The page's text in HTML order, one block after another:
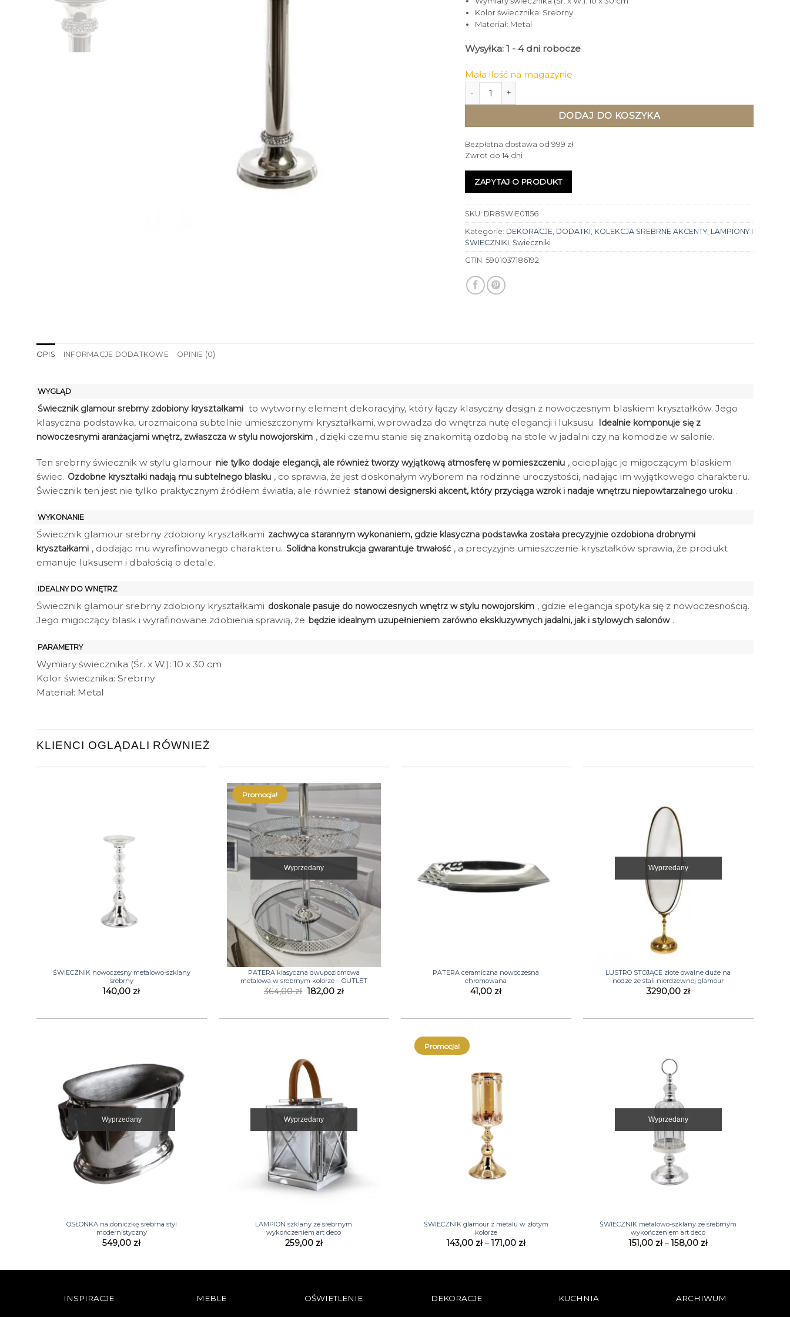
Kolor świecznika: Srebrny
Materiał: Metal
Wysyłka: 1 - 4 dni robocze
Mała ilość na magazynie
ilość ŚWIECZNIK glamour srebrny zdobiony kryształkami
DODAJ DO KOSZYKA
Bezpłatna dostawa od 999 zł
Zwrot do 14 dni
ZAPYTAJ O PRODUKT
SKU: DR8SWIE01156
Kategorie: DEKORACJE, DODATKI, KOLEKCJA SREBRNE AKCENTY, LAMPIONY I
ŚWIECZNIKI,Świeczniki
GTIN: 5901037186192
OPIS INFORMACJE DODATKOWE OPINIE (0)
WYGLĄD
Świecznik glamour srebrny zdobiony kryształkami to wytworny element dekoracyjny, który łączy klasyczny design z nowoczesnym blaskiem kryształków. Jego
klasyczna podstawka, urozmaicona subtelnie umieszczonymi kryształkami, wprowadza do wnętrza nutę elegancji i luksusu. Idealnie komponuje się z
nowoczesnymi aranżacjami wnętrz, zwłaszcza w stylu nowojorskim , dzięki czemu stanie się znakomitą ozdobą na stole w jadalni czy na komodzie w salonie.
Ten srebrny świecznik w stylu glamour nie tylko dodaje elegancji, ale również tworzy wyjątkową atmosferę w pomieszczeniu , ocieplając je migoczącym blaskiem
świec. Ozdobne kryształki nadają mu subtelnego blasku , co sprawia, że jest doskonałym wyborem na rodzinne uroczystości, nadając im wyjątkowego charakteru.
Świecznik ten jest nie tylko praktycznym źródłem światła, ale również stanowi designerski akcent, który przyciąga wzrok i nadaje wnętrzu niepowtarzalnego uroku .
WYKONANIE
Świecznik glamour srebrny zdobiony kryształkami zachwyca starannym wykonaniem, gdzie klasyczna podstawka została precyzyjnie ozdobiona drobnymi
kryształkami , dodając mu wyrafinowanego charakteru. Solidna konstrukcja gwarantuje trwałość , a precyzyjne umieszczenie kryształków sprawia, że produkt
emanuje luksusem i dbałością o detale.
IDEALNY DO WNĘTRZ
Świecznik glamour srebrny zdobiony kryształkami doskonale pasuje do nowoczesnych wnętrz w stylu nowojorskim , gdzie elegancja spotyka się z nowoczesnością.
Jego migoczący blask i wyrafinowane zdobienia sprawią, że będzie idealnym uzupełnieniem zarówno ekskluzywnych jadalni, jak i stylowych salonów .
PARAMETRY
Wymiary świecznika (Śr. x W.): 10 x 30 cm
Kolor świecznika: Srebrny
Materiał: Metal
KLIENCI OGLĄDALI RÓWNIEŻ
ŚWIECZNIK nowoczesny metalowo-szklany
srebrny
140,00 zł
Promocja!
+
Wyprzedany
PATERA klasyczna dwupoziomowa
metalowa w srebrnym kolorze – OUTLET
364,00zł Pierwotna
cena
182,00 złAktualna
PATERA ceramiczna nowoczesna
chromowana
41,00 zł
Wyprzedany
LUSTRO STOJĄCE złote owalne duże na
nodze ze stali nierdzewnej glamour
3290,00 zł
Wyprzedany
OSŁONKA na doniczkę srebrna styl
modernistyczny
549,00 zł
Wyprzedany
LAMPION szklany ze srebrnym
wykończeniem art deco
259,00 zł
Promocja!
ŚWIECZNIK glamour z metalu w złotym
kolorze
143,00 zł – 171,00 złZakres
do
Wyprzedany
ŚWIECZNIK metalowo-szklany ze srebrnym
wykończeniem art deco
151,00 zł – 158,00 złZakres
do
INSPIRACJE MEBLE OŚWIETLENIE DEKORACJE KUCHNIA ARCHIWUM